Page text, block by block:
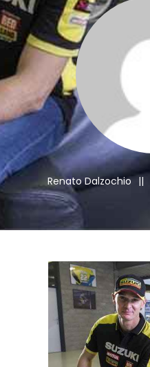
Renato Dalzochio ||